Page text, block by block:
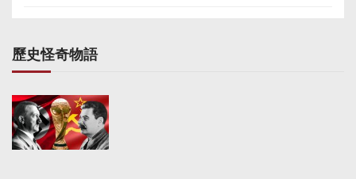
歷史怪奇物語